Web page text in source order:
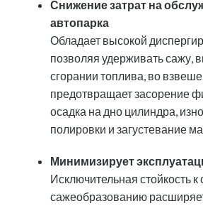
Снижение затрат на
автопарка
Обладает высокой
позволяя удерживать сажу,
сгорании топлива, во
предотвращает засорение
осадка на дно цилиндра,
полировки и загустевание
Минимизирует
Исключительная стойкость
сажеобразованию